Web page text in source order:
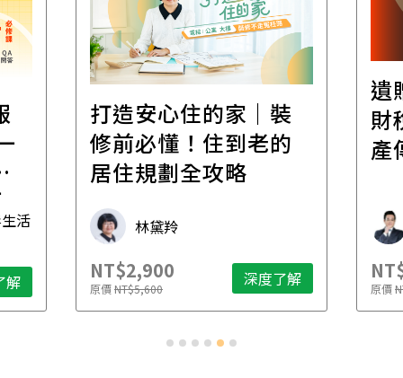
活
解
打造安心住的家｜裝
修前必懂！住到老的
居住規劃全攻略
林黛羚
NT$2,900
原價NT$5,600 深度了解
遺
財
產
原價